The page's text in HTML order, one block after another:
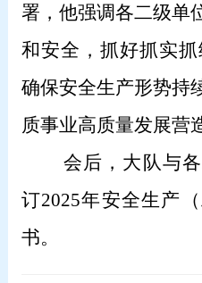
署，他强调各二级单
和安全，抓好抓实
确保安全生产形势持
质事业高质量发展营
会后，大队与
订2025年安全生产
书。